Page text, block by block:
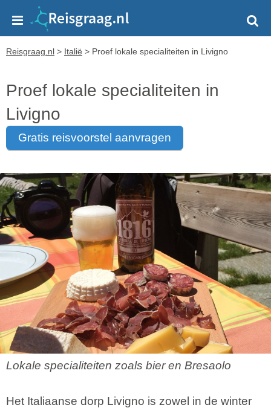
Reisgraag.nl > Italië > Proef lokale specialiteiten in Livigno
Proef lokale specialiteiten in
Livigno
gratis reisvoorstel aanvragen
Lokale specialiteiten zoals bier en Bresaolo
Het Italiaanse dorp Livigno is zowel in de winter